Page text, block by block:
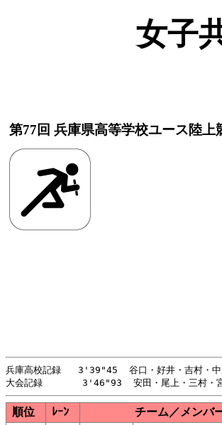
女子
第77回 兵庫県高等学校ユース陸上
兵庫高校記録   3'39"45  谷口・好井・吉
順位 ﾚｰﾝ チーム／メンバ